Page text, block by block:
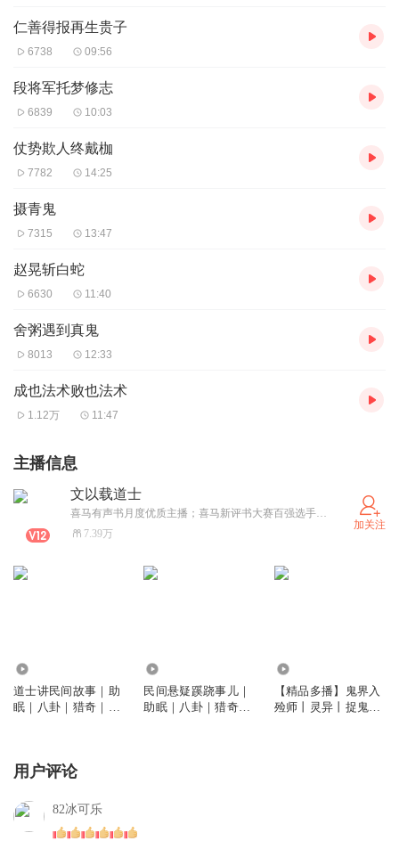
仁善得报再生贵子
6738 09:56
段将军托梦修志
6839 10:03
仗势欺人终戴枷
7782 14:25
摄青鬼
7315 13:47
赵晃斩白蛇
6630 11:40
舍粥遇到真鬼
8013 12:33
成也法术败也法术
1.12万 11:47
主播信息
文以载道士
喜马有声书月度优质主播；喜马新评书大赛百强选手；有声书作品四十余部，其中单播、主述二十余部，喜马上架作品《官场之风起云涌》、《抗战雄心》、《绝世赘婿》、《亡灵笔记》等；播客作品2部：《民间故事》、《猫爸哄睡啦》
7.39万
加关注
道士讲民间故事｜助
眠｜八卦｜猎奇｜劝
民间悬疑蹊跷事儿｜
助眠｜八卦｜猎奇｜
【精品多播】鬼界入
殓师丨灵异丨捉鬼丨
用户评论
82冰可乐